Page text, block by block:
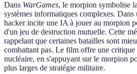
Dans WarGames, le morpion symbolise
systèmes informatiques complexes. Dans
hacker incite une IA à jouer au morpion
d'un jeu de destruction mutuelle. Cette
rappelant que certaines batailles sont
combattant pas. Le film offre une
nucléaire, en s'appuyant sur le morpion
plus larges de stratégie militaire.